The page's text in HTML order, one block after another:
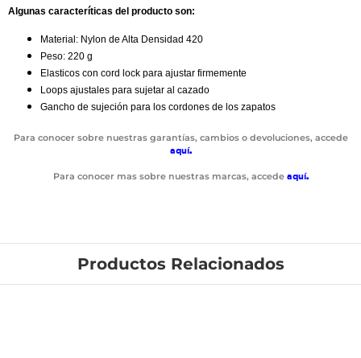
Algunas caracteríticas del producto son:
Material: Nylon de Alta Densidad 420
Peso: 220 g
Elasticos con cord lock para ajustar firmemente
Loops ajustales para sujetar al cazado
Gancho de sujeción para los cordones de los zapatos
Para conocer sobre nuestras garantías, cambios o devoluciones, accede
aquí.
Para conocer mas sobre nuestras marcas, accede aquí.
Productos Relacionados